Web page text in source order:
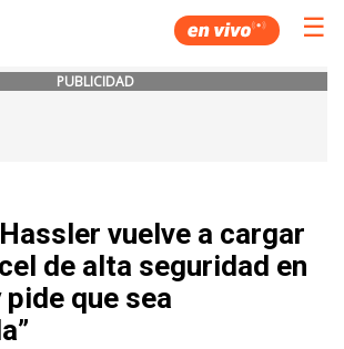
☰
PUBLICIDAD
vuelve a cargar
de alta seguridad en
que sea